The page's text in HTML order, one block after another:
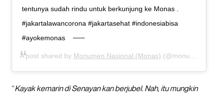
tentunya sudah rindu untuk berkunjung ke Monas .
#jakartalawancorona #jakartasehat #indonesiabisa
#ayokemonas
A post shared by Monumen Nasional (Monas) (@monumen.nasional) on
“Kayak kemarin di Senayan kan berjubel. Nah, itu mungkin